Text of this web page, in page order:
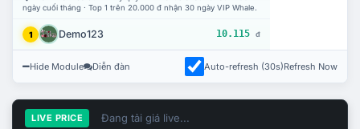
ngày cuối tháng · Top 1 trên 20.000 đ nhận 30 ngày VIP Whale.
1 Demo123 10.115 đ
Hide Module Diễn đàn Auto-refresh (30s)Refresh Now
LIVE PRICE Đang tải giá live...